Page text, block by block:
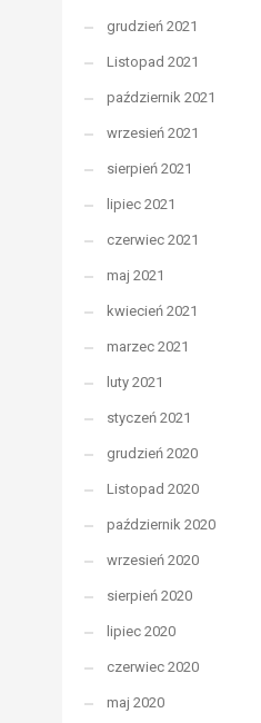
grudzień 2021
Listopad 2021
październik 2021
wrzesień 2021
sierpień 2021
lipiec 2021
czerwiec 2021
maj 2021
kwiecień 2021
marzec 2021
luty 2021
styczeń 2021
grudzień 2020
Listopad 2020
październik 2020
wrzesień 2020
sierpień 2020
lipiec 2020
czerwiec 2020
maj 2020